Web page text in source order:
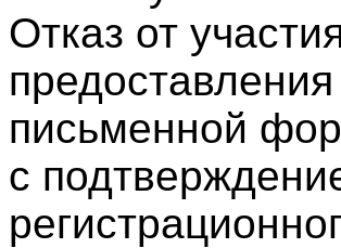
Отказ от
письменной
с